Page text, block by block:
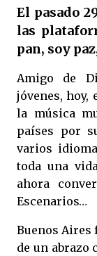
El pasado
las
pan, soy
Amigo de
jóvenes,
la música
países por
varios
toda una
ahora
Escenarios…
Buenos Aires
de un abrazo